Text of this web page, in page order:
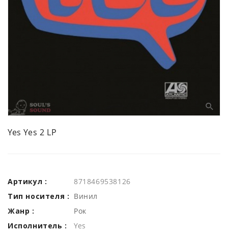
Yes Yes 2 LP
Артикул :
8718469538126
Тип носителя : Винил
Жанр :
Рок
Исполнитель :
Yes